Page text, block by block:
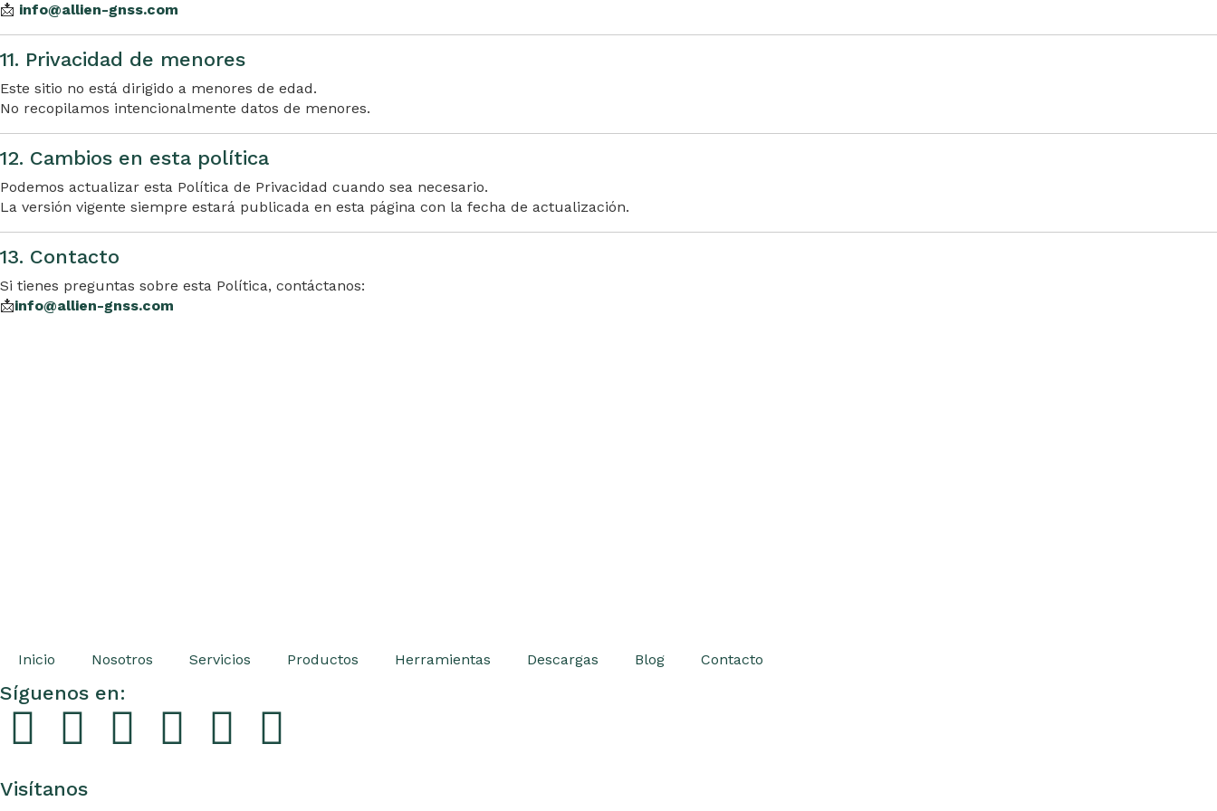
📩 info@allien-gnss.com
11. Privacidad de menores
Este sitio no está dirigido a menores de edad.
No recopilamos intencionalmente datos de menores.
12. Cambios en esta política
Podemos actualizar esta Política de Privacidad cuando sea necesario.
La versión vigente siempre estará publicada en esta página con la fecha de actualización.
13. Contacto
Si tienes preguntas sobre esta Política, contáctanos:
📩info@allien-gnss.com
Inicio Nosotros Servicios Productos Herramientas Descargas Blog Contacto
Síguenos en:
Visítanos